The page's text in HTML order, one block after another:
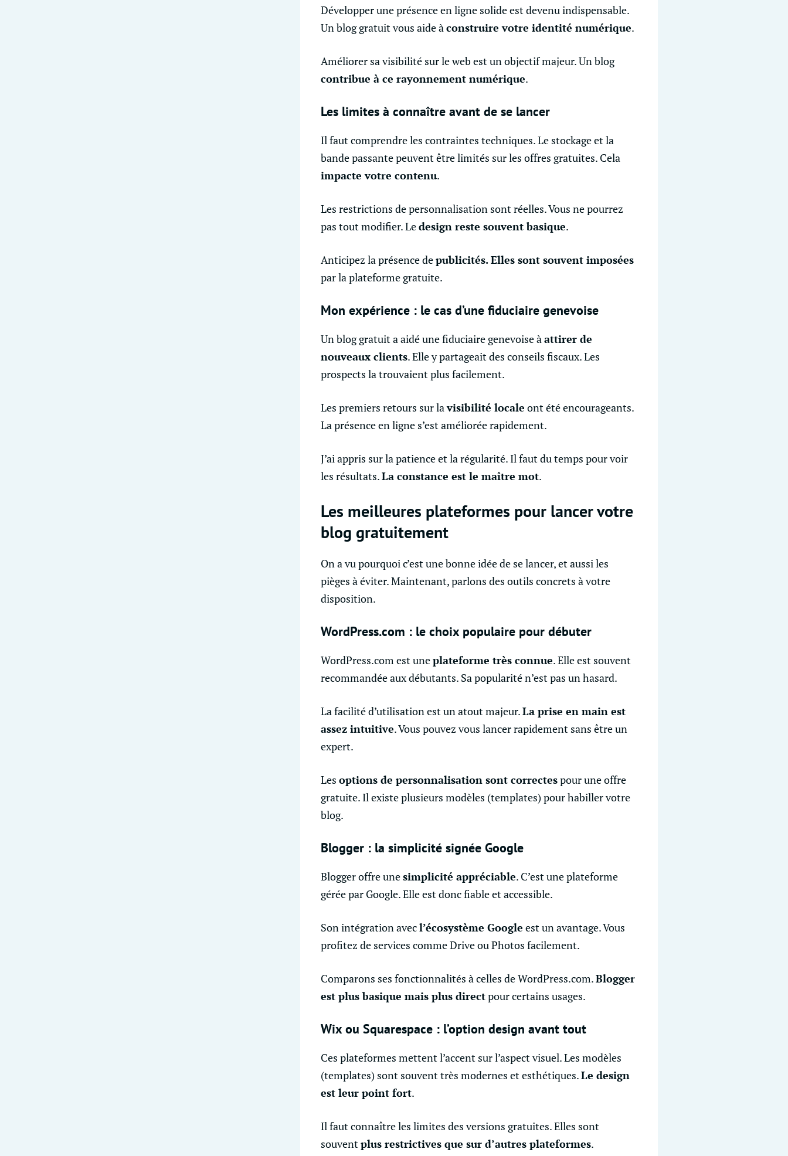
Développer une présence en ligne solide est devenu indispensable.
Un blog gratuit vous aide àconstruire votre identité numérique.
Améliorer sa visibilité sur le web est un objectif majeur. Un blog
contribue à ce rayonnement numérique.
Les limites à connaître avant de se lancer
Il faut comprendre les contraintes techniques. Le stockage et la
bande passante peuvent être limités sur les offres gratuites. Cela
impacte votre contenu.
Les restrictions de personnalisation sont réelles. Vous ne pourrez
pas tout modifier. Ledesign reste souvent basique.
Anticipez la présence depublicités. Elles sont souvent imposées
par la plateforme gratuite.
Mon expérience : le cas d’une fiduciaire genevoise
Un blog gratuit a aidé une fiduciaire genevoise àattirer de
nouveaux clients. Elle y partageait des conseils fiscaux. Les
prospects la trouvaient plus facilement.
Les premiers retours sur lavisibilité locale ont été encourageants.
La présence en ligne s’est améliorée rapidement.
J’ai appris sur la patience et la régularité. Il faut du temps pour voir
les résultats.La constance est le maître mot.
Les meilleures plateformes pour lancer votre
blog gratuitement
On a vu pourquoi c’est une bonne idée de se lancer, et aussi les
pièges à éviter. Maintenant, parlons des outils concrets à votre
disposition.
WordPress.com : le choix populaire pour débuter
WordPress.com est uneplateforme très connue. Elle est souvent
recommandée aux débutants. Sa popularité n’est pas un hasard.
La facilité d’utilisation est un atout majeur.La prise en main est
assez intuitive. Vous pouvez vous lancer rapidement sans être un
expert.
Les options de personnalisation sont correctespour une offre
gratuite. Il existe plusieurs modèles (templates) pour habiller votre
blog.
Blogger : la simplicité signée Google
Blogger offre unesimplicité appréciable. C’est une plateforme
gérée par Google. Elle est donc fiable et accessible.
Son intégration avecl’écosystème Google est un avantage. Vous
profitez de services comme Drive ou Photos facilement.
Comparons ses fonctionnalités à celles de WordPress.com.Blogger
est plus basique mais plus directpour certains usages.
Wix ou Squarespace : l’option design avant tout
Ces plateformes mettent l’accent sur l’aspect visuel. Les modèles
(templates) sont souvent très modernes et esthétiques.Le design
est leur point fort.
Il faut connaître les limites des versions gratuites. Elles sont
souventplus restrictives que sur d’autres plateformes.